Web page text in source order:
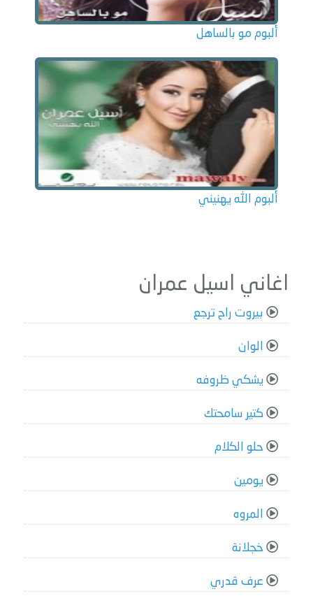
ألبوم مو بالساهل
ألبوم الله يهنيني
اغاني اسيل عمران
بيروت راح ترجع
الوان
يشكي ظروفه
كتير سامحتك
حلو الكلام
يومين
المروه
خجلانة
عرف قدري